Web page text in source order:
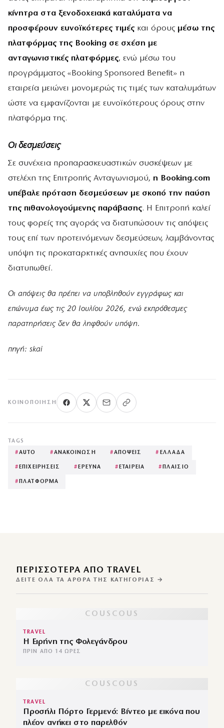
κίνητρα στα ξενοδοχειακά καταλύματα να
προσφέρουν ευνοϊκότερες τιμέςκαι όρους μέσω της
πλατφόρμας της Booking σε σχέση με
ανταγωνιστικές πλατφόρμες, ενώ μέσω του
προγράμματος «Booking Sponsored Benefit» η
εταιρεία μειώνει μονομερώς τις τιμές των καταλυμάτων
ώστε να εμφανίζονται με ευνοϊκότερους όρους στην
πλατφόρμα της.
Οι δεσμεύσεις
Σε συνέχεια προπαρασκευαστικών συσκέψεων με
στελέχη της Επιτροπής Ανταγωνισμού, η Booking.com
υπέβαλε πρόταση δεσμεύσεων με σκοπό την παύση
της πιθανολογούμενης παράβασης. Η Επιτροπή καλεί
τους φορείς της αγοράς να διατυπώσουν τις απόψεις
τους επί των προτεινόμενων δεσμεύσεων, λαμβάνοντας
υπόψη τις προκαταρκτικές ανησυχίες που έχουν
διατυπωθεί.
Οι απόψεις θα πρέπει να υποβληθούν εγγράφως και
επώνυμα έως τις 20 Ιουλίου 2026, ενώ εκπρόθεσμες
παρατηρήσεις δεν θα ληφθούν υπόψη.
πηγή: skai
ΚΟΙΝΟΠΟΊΗΣΗ
TAGS
#AUTO #ΑΝΑΚΟΙΝΩΣΗ #ΑΠΟΨΕΙΣ # ΕΛΛΑΔΑ
# ΕΠΙΧΕΙΡΗΣΕΙΣ # ΕΡΕΥΝΑ # ΕΤΑΙΡΕΙΑ # ΠΛΑΙΣΙΟ
# ΠΛΑΤΦΟΡΜΑ
ΠΕΡΙΣΣΌΤΕΡΑ ΑΠΌ TRAVEL
ΔΕΊΤΕ ΌΛΑ ΤΑ ΆΡΘΡΑ ΤΗΣ ΚΑΤΗΓΟΡΊΑΣ →
TRAVEL
Η Ειρήνη της Φολεγάνδρου
ΠΡΙΝ ΑΠΌ 14 ΏΡΕΣ
TRAVEL
Προσήλι Πόρτο Γερμενό: Βίντεο με εικόνα που
πλέον ανήκει στο παρελθόν